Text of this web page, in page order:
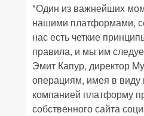
"Один из важнейших
нашими платформами,
нас есть четкие
правила, и мы им
Эмит Капур, директор
операциям, имея в
компанией платформу
собственного сайта